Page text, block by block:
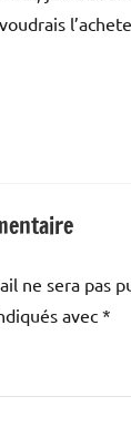
ne sera pas
avec *